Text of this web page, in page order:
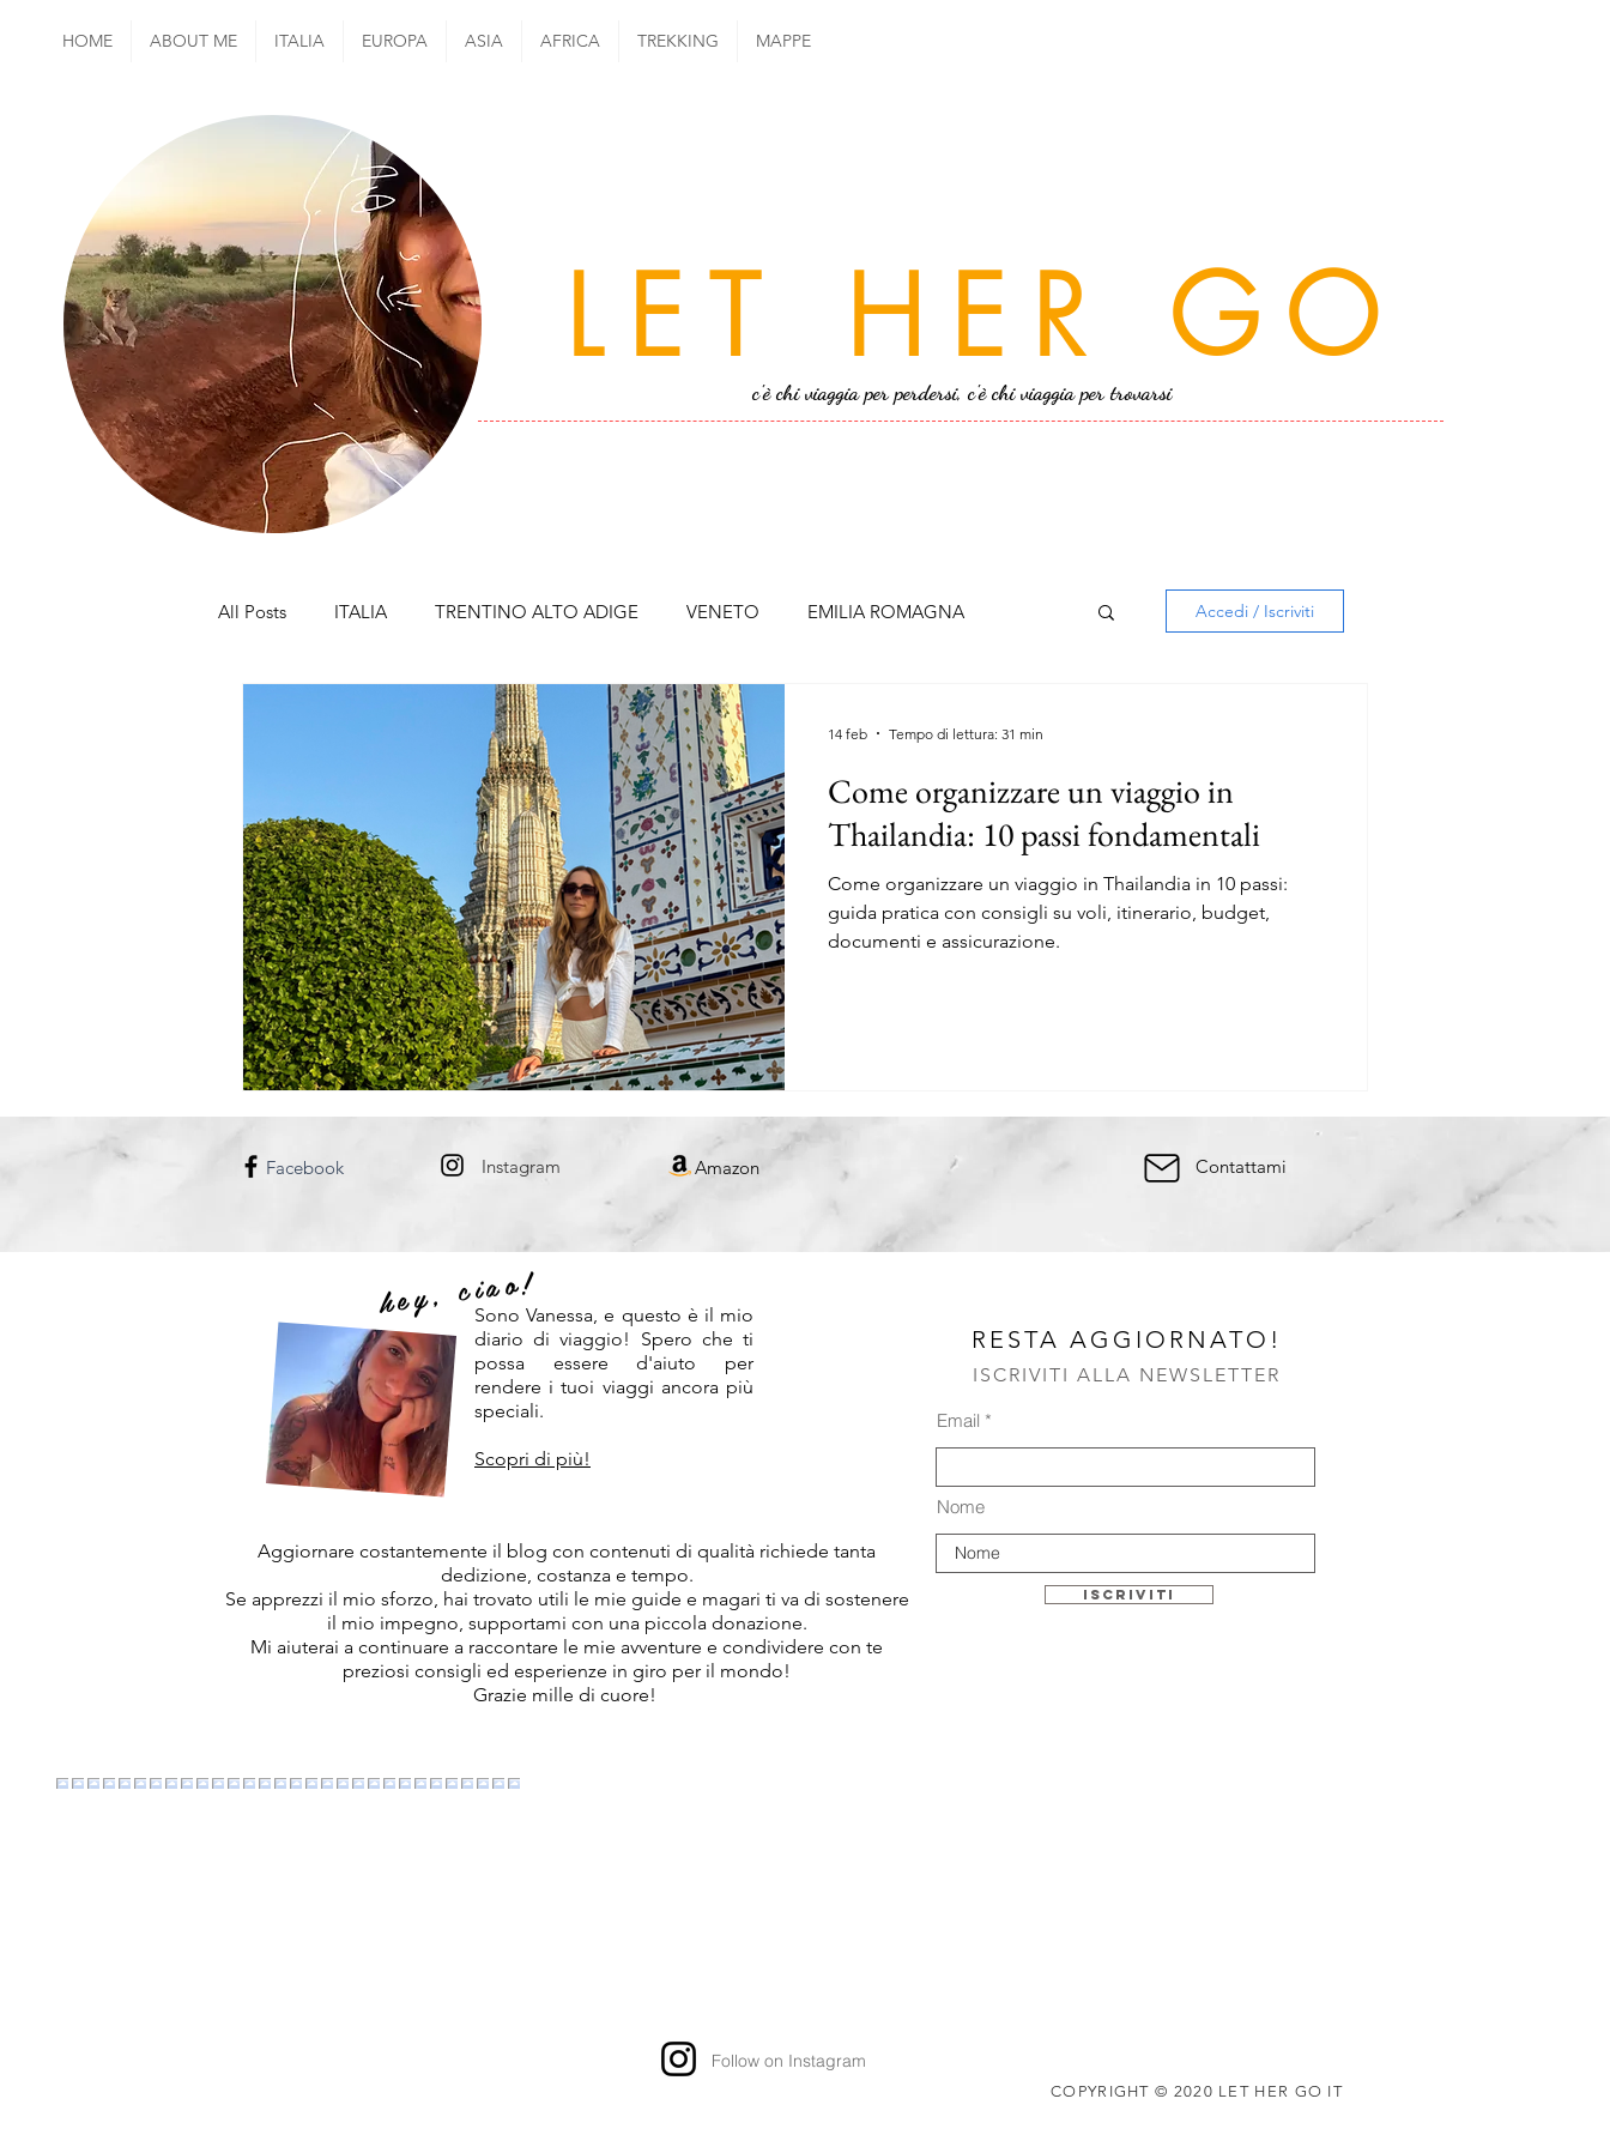
HOME ABOUT ME ITALIA EUROPA ASIA AFRICA TREKKING MAPPE
LET HER GO
c'è chi viaggia per perdersi, c'è chi viaggia per trovarsi
All Posts ITALIA TRENTINO ALTO ADIGE VENETO EMILIA ROMAGNA
ABRUZZO UMBRIA
BARCELLONA SIVIGLIA FORMENTERA TENERIFE
LANZAROTE PORTOGALLO PORTOGALLO continentale ISOLE AZZORRE
MADEIRA FRANCIA PARIGI ALSAZIA PAESI BASSI
DANIMARCA UNGHERIA REPUBBLICA CECA
Accedi / Iscriviti
Come organizzare un viaggio in
Thailandia: 10 passi fondamentali
Come organizzare un viaggio in Thailandia in 10 passi:
guida pratica con consigli su voli, itinerario, budget,
documenti e assicurazione.
14 feb Tempo di lettura: 31 min
Facebook Instagram Amazon Contattami
hey, ciao!Sono Vanessa, e questo è il mio
diario di viaggio! Spero che ti
possa essere d'aiuto per
rendere i tuoi viaggi ancora più
speciali.
Scopri di più!
RESTA AGGIORNATO!
ISCRIVITI ALLA NEWSLETTER
Email
Nome
Iscriviti
Aggiornare costantemente il blog con contenuti di qualità richiede tanta
dedizione, costanza e tempo.
Se apprezzi il mio sforzo, hai trovato utili le mie guide e magari ti va di sostenere
il mio impegno, supportami con una piccola donazione.
Mi aiuterai a continuare a raccontare le mie avventure e condividere con te
preziosi consigli ed esperienze in giro per il mondo!
Grazie mille di cuore!
Follow on Instagram
COPYRIGHT © 2020 LET HER GO IT